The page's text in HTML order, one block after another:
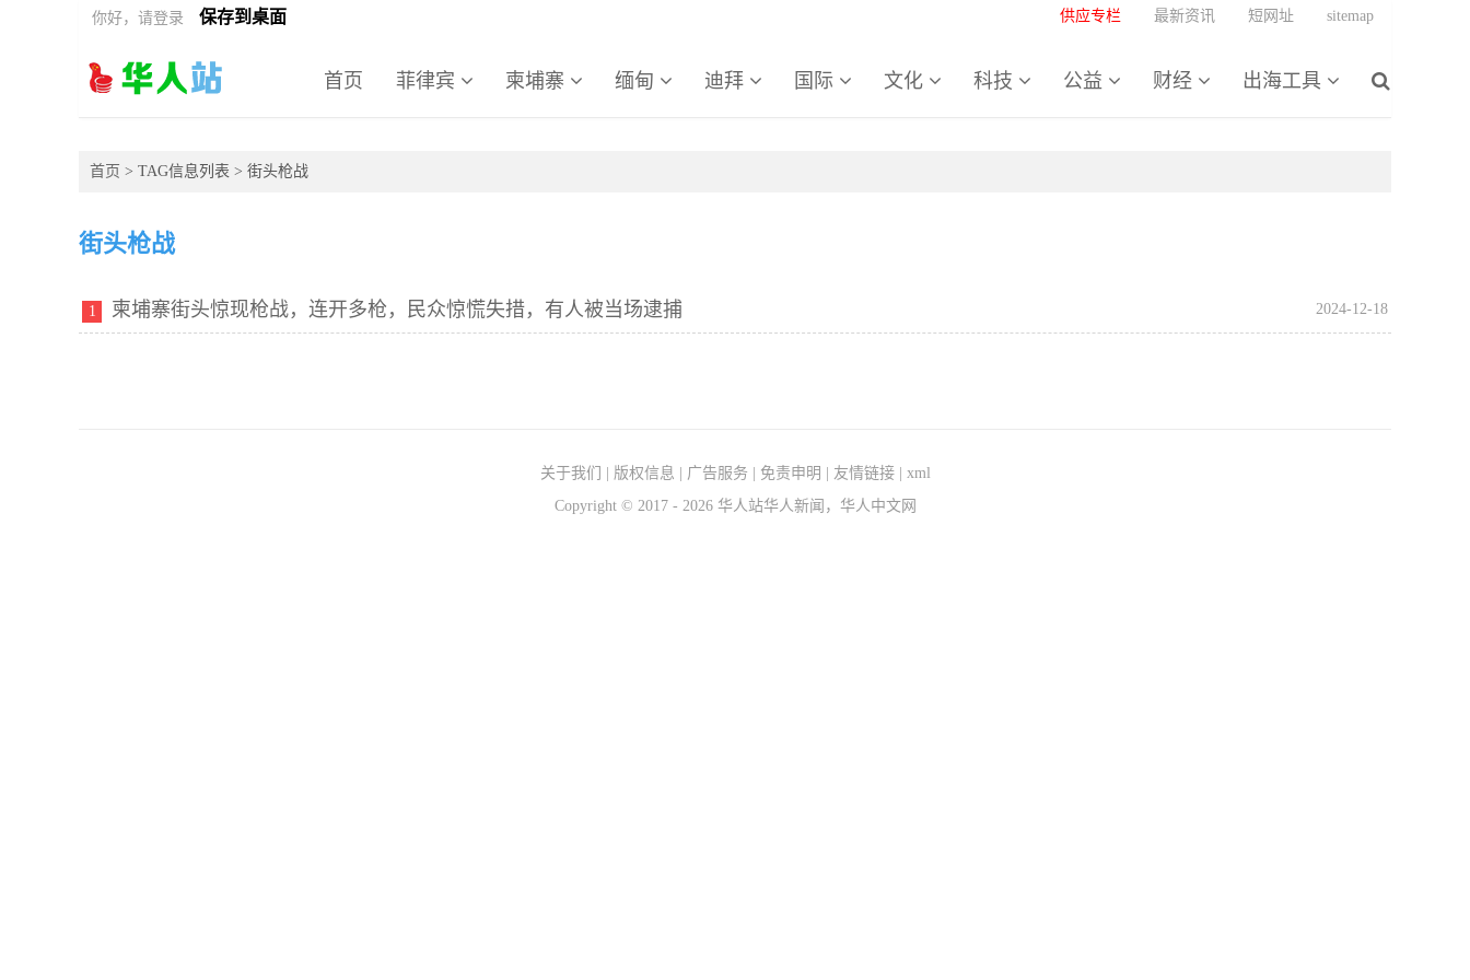
首页 菲律宾 柬埔寨 缅甸 迪拜 国际 文化 科技 公益 财经 出海工具
你好，请登录 保存到桌面 供应专栏 最新资讯 短网址 sitemap
首页 > TAG信息列表 > 街头枪战
街头枪战
2024-12-18
1 柬埔寨街头惊现枪战，连开多枪，民众惊慌失措，有人被当场逮捕
关于我们 版权信息 广告服务 免责申明 友情链接| xml
Copyright © 2017 - 2026 华人站华人新闻，华人中文网